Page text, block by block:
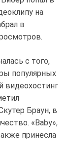
на
в
с того,
популярных
видеохостинг
Браун, в
«Baby»,
принесла